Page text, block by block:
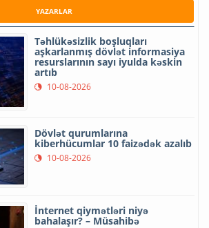
YAZARLAR
Təhlükəsizlik boşluqları
aşkarlanmış dövlət informasiya
resurslarının sayı iyulda kəskin
artıb
10-08-2026
Dövlət qurumlarına
kiberhücumlar 10 faizədək azalıb
10-08-2026
İnternet qiymətləri niyə
bahalaşır? – Müsahibə